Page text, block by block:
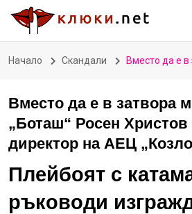
Начало Скандали Вместо да е в затвора министър
Вместо да е в затвора
„Боташ“ Росен Христов
директор на АЕЦ
Плейбоят с
ръководи